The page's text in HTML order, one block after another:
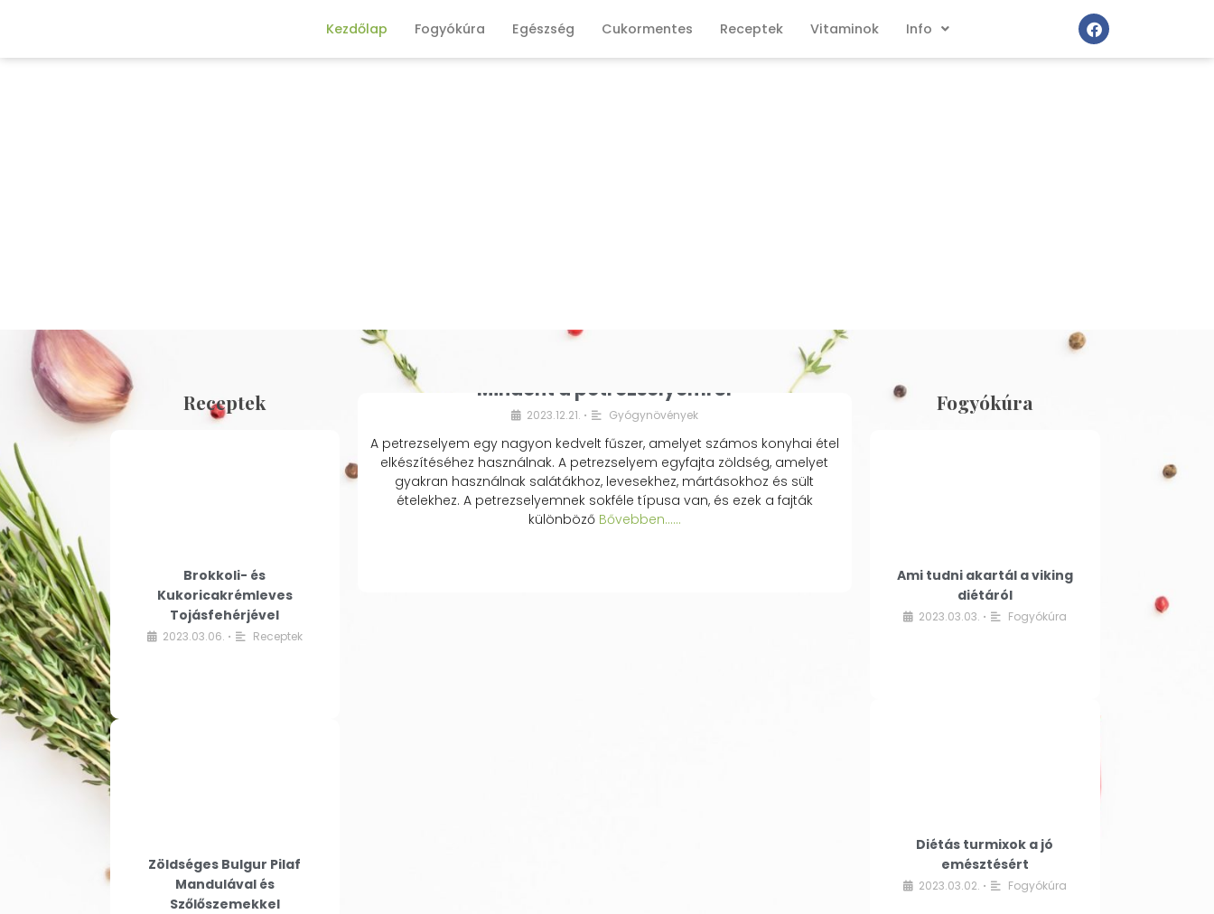
Kezdőlap Fogyókúra Egészség Cukormentes Receptek Vitaminok Info
Receptek
Brokkoli- és
Kukoricakrémleves
Tojásfehérjével
2023.03.06. • Receptek
Zöldséges Bulgur Pilaf
Mandulával és
Szőlőszemekkel
Mindent a petrezselyemről
2023.12.21. • Gyógynövények
A petrezselyem egy nagyon kedvelt fűszer, amelyet számos konyhai étel
elkészítéséhez használnak. A petrezselyem egyfajta zöldség, amelyet
gyakran használnak salátákhoz, levesekhez, mártásokhoz és sült
ételekhez. A petrezselyemnek sokféle típusa van, és ezek a fajták
különbözőBővebben...…
Fogyókúra
Ami tudni akartál a viking
diétáról
2023.03.03. • Fogyókúra
Diétás turmixok a jó
emésztésért
2023.03.02. • Fogyókúra